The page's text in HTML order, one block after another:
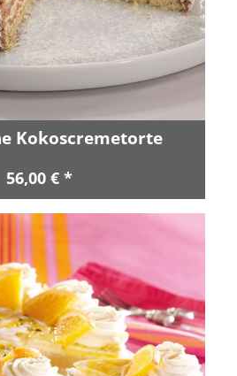
Kokoscremetorte
56,00 € *